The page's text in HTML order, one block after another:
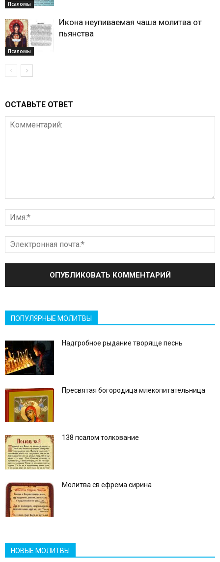
Псаломы
Псаломы
Икона неупиваемая чаша молитва от
пьянства
ОСТАВЬТЕ ОТВЕТ
ПОПУЛЯРНЫЕ МОЛИТВЫ
Надгробное рыдание творяще песнь
Пресвятая богородица млекопитательница
138 псалом толкование
Молитва св ефрема сирина
НОВЫЕ МОЛИТВЫ